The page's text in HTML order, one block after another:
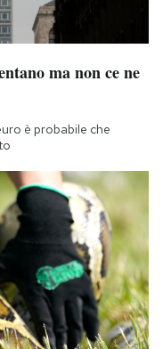
ma non ce ne
è probabile che